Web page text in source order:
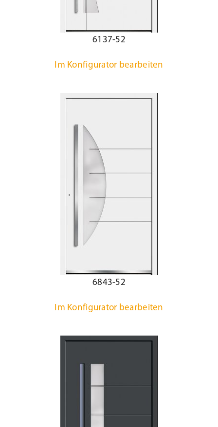
6137-52
Im Konfigurator bearbeiten
6843-52
Im Konfigurator bearbeiten